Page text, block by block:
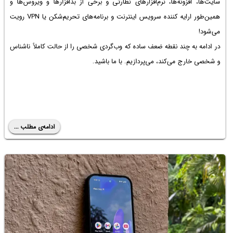
همین‌طور ارایه کننده سرویس اینترنت و برنامه‌های تحریم‌شکن یا VPN رویت
می‌شود!
در ادامه به چند نقطه ضعف ساده که وب‌گردی شخصی را از حالت کاملاً ناشناس
و شخصی خارج می‌کند، می‌پردازیم. با ما باشید.
ادامه‌ی مطلب ...